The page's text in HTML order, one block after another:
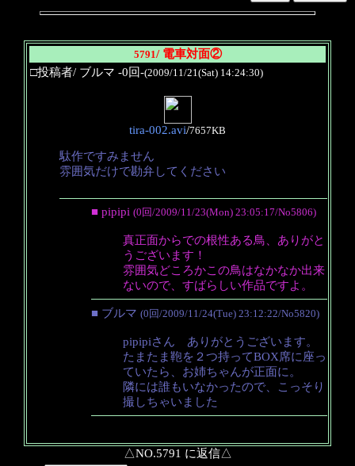
5791/ 電車対面②
□投稿者/ ブルマ -0回-(2009/11/21(Sat) 14:24:30)
tira-002.avi/7657KB
駄作ですみません
雰囲気だけで勘弁してください
■ pipipi (0回/2009/11/23(Mon) 23:05:17/No5806)
真正面からでの根性ある鳥、ありがと
うございます！
雰囲気どころかこの鳥はなかなか出来
ないので、すばらしい作品ですよ。
■ ブルマ (0回/2009/11/24(Tue) 23:12:22/No5820)
pipipiさん ありがとうございます。
たまたま鞄を２つ持ってBOX席に座っ
ていたら、お姉ちゃんが正面に。
隣には誰もいなかったので、こっそり
撮しちゃいました
△NO.5791 に返信△